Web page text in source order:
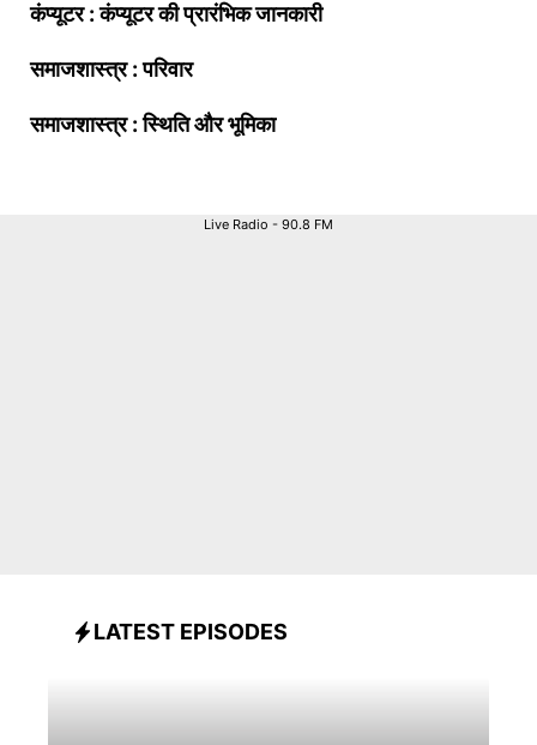
कंप्यूटर : कंप्यूटर की प्रारंभिक जानकारी
समाजशास्त्र : परिवार
समाजशास्त्र : स्थिति और भूमिका
Live Radio - 90.8 FM
LATEST EPISODES